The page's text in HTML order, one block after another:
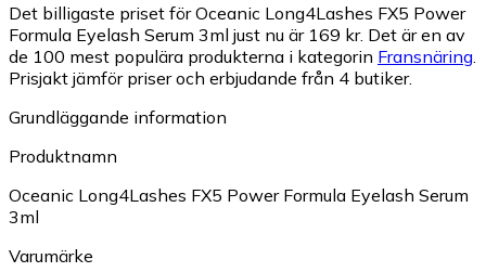
Det billigaste priset för Oceanic Long4Lashes FX5 Power
Formula Eyelash Serum 3ml just nu är 169 kr. Det är en av
de 100 mest populära produkterna i kategorin Fransnäring
Prisjakt jämför priser och erbjudande från 4 butiker.
Grundläggande information
Produktnamn
Oceanic Long4Lashes FX5 Power Formula Eyelash Serum
3ml
Varumärke